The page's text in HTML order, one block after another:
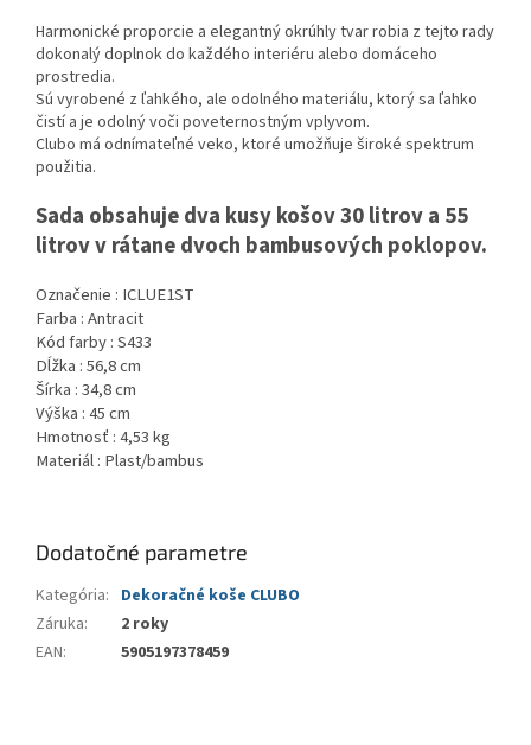
Harmonické proporcie a elegantný okrúhly tvar robia z tejto rady
dokonalý doplnok do každého interiéru alebo domáceho
prostredia.
Sú vyrobené z ľahkého, ale odolného materiálu, ktorý sa ľahko
čistí a je odolný voči poveternostným vplyvom.
Clubo má odnímateľné veko, ktoré umožňuje široké spektrum
použitia.
Sada obsahuje dva kusy košov 30 litrov a 55
litrov v rátane dvoch bambusových poklopov.
Označenie : ICLUE1ST
Farba : Antracit
Kód farby : S433
Dĺžka : 56,8 cm
Šírka : 34,8 cm
Výška : 45 cm
Hmotnosť : 4,53 kg
Materiál : Plast/bambus
Dodatočné parametre
Kategória: Dekoračné koše CLUBO
Záruka:
2 roky
EAN: 5905197378459